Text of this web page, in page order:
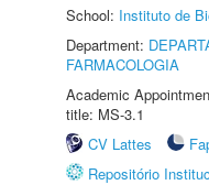
School: Instituto de
Department:
FARMACOLOGIA
Academic
title: MS-3.1
CV Lattes
Repositório